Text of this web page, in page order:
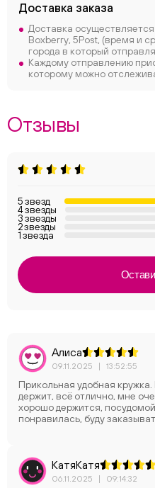
Доставка заказа
Доставка
Boxberry, 5Post, (время и
города в который
Каждому отправлению
которому можно
Отзывы
5 звезд
4 звезды
3 звезды
2 звезды
1 звезда
Алиса
09.11.2025 | 13:52:55
Прикольная удобная
держит, всё отлично, мне
хорошо держится,
понравилась, буду
КатяКатя
06.11.2025 | 09:14:32